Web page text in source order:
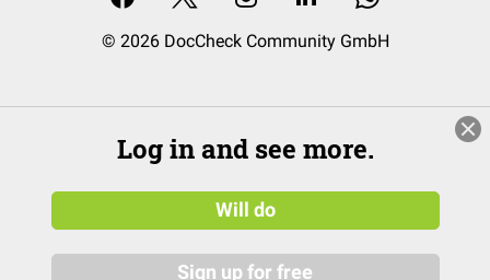
© 2026 DocCheck Community GmbH
Log in and see more.
Will do
Sign up for free